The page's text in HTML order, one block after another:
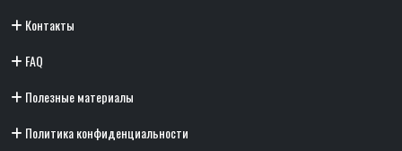
Контакты
FAQ
Полезные материалы
Политика конфиденциальности